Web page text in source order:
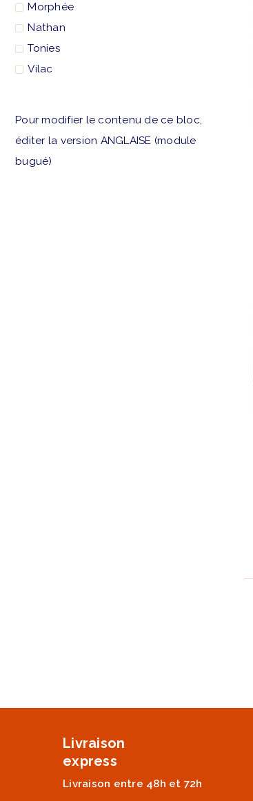
Morphée
Nathan
Tonies
Vilac
Pour modifier le contenu de ce bloc,
éditer la version ANGLAISE (module
bugué)
Livraison
express
Livraison entre 48h et 72h